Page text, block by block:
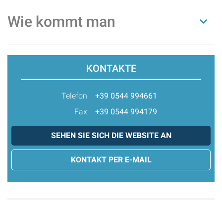
Wie kommt man
KONTAKTE
Telefon
+39 0544 994661
Fax
+39 0544 994179
SEHEN SIE SICH DIE WEBSITE AN
KONTAKT PER E-MAIL